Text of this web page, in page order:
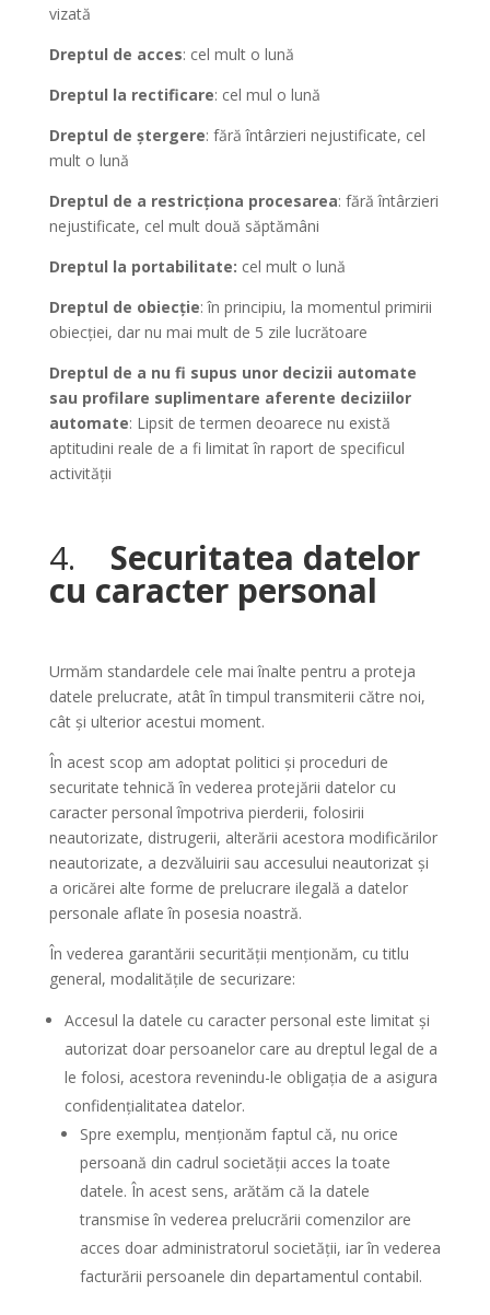
vizată
Dreptul de acces: cel mult o lună
Dreptul la rectificare: cel mul o lună
Dreptul de ștergere: fără întârzieri nejustificate, cel
mult o lună
Dreptul de a restricționa procesarea: fără întârzieri
nejustificate, cel mult două săptămâni
Dreptul la portabilitate: cel mult o lună
Dreptul de obiecție: în principiu, la momentul primirii
obiecției, dar nu mai mult de 5 zile lucrătoare
Dreptul de a nu fi supus unor decizii automate
sau profilare suplimentare aferente deciziilor
automate: Lipsit de termen deoarece nu există
aptitudini reale de a fi limitat în raport de specificul
activității
4. Securitatea datelor
cu caracter personal
Urmăm standardele cele mai înalte pentru a proteja
datele prelucrate, atât în ​​timpul transmiterii către noi,
cât și ulterior acestui moment.
În acest scop am adoptat politici și proceduri de
securitate tehnică în vederea protejării datelor cu
caracter personal împotriva pierderii, folosirii
neautorizate, distrugerii, alterării acestora modificărilor
neautorizate, a dezvăluirii sau accesului neautorizat și
a oricărei alte forme de prelucrare ilegală a datelor
personale aflate în posesia noastră.
În vederea garantării securității menționăm, cu titlu
general, modalitățile de securizare:
Accesul la datele cu caracter personal este limitat și
autorizat doar persoanelor care au dreptul legal de a
le folosi, acestora revenindu-le obligația de a asigura
confidențialitatea datelor.
Spre exemplu, menționăm faptul că, nu orice
persoană din cadrul societății acces la toate
datele. În acest sens, arătăm că la datele
transmise în vederea prelucrării comenzilor are
acces doar administratorul societății, iar în vederea
facturării persoanele din departamentul contabil.